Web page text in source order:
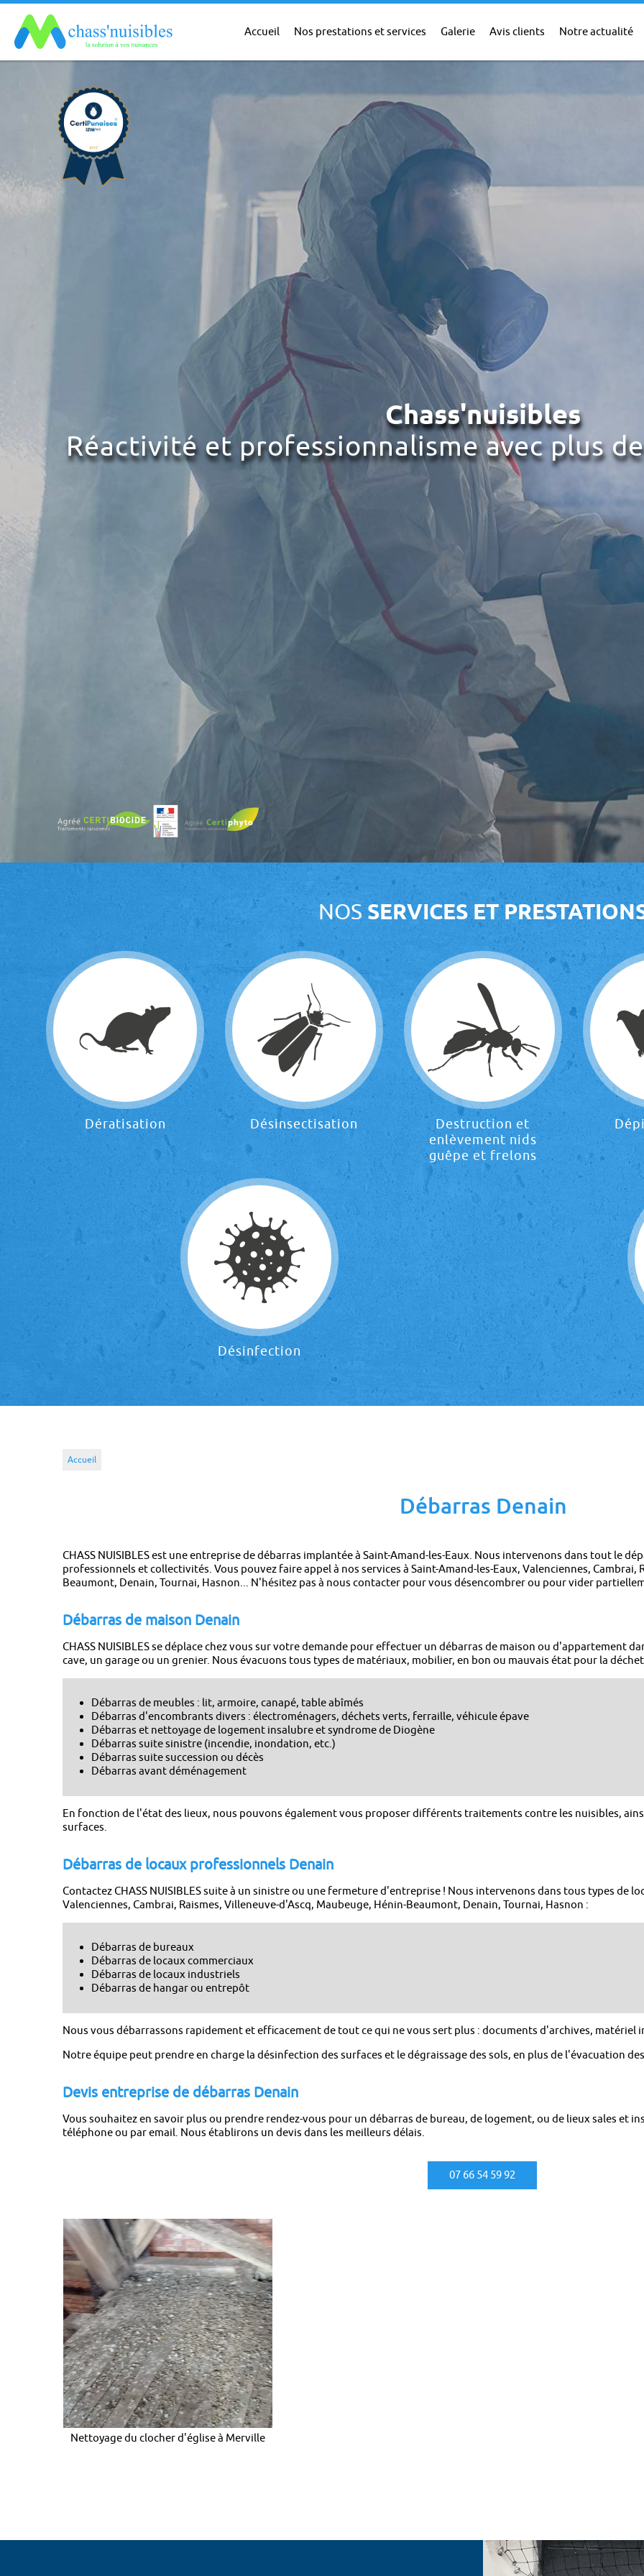
Accueil Nos prestations et services Galerie Avis clients Notre actualité
Chass'nuisibles
Réactivité et professionnalisme avec plus
NOSSERVICES ET
Dératisation Désinsectisation
Destruction et
enlèvement nids
guêpe et frelons
Désinfection
Accueil
Débarras Denain
CHASS NUISIBLES est une entreprise de débarras implantée à Saint-Amand-les-Eaux. Nous intervenons dans tout le
professionnels et collectivités. Vous pouvez faire appel à nos services à Saint-Amand-les-Eaux, Valenciennes, Cambrai,
Beaumont, Denain, Tournai, Hasnon... N'hésitez pas à nous contacter pour vous désencombrer ou pour vider
Débarras de maison Denain
CHASS NUISIBLES se déplace chez vous sur votre demande pour effectuer un débarras de maison ou d'appartement
cave, un garage ou un grenier. Nous évacuons tous types de matériaux, mobilier, en bon ou mauvais état pour la
Débarras de meubles : lit, armoire, canapé, table abîmés
Débarras d'encombrants divers : électroménagers, déchets verts, ferraille, véhicule épave
Débarras et nettoyage de logement insalubre et syndrome de Diogène
Débarras suite sinistre (incendie, inondation, etc.)
Débarras suite succession ou décès
Débarras avant déménagement
En fonction de l'état des lieux, nous pouvons également vous proposer différents traitements contre les nuisibles,
surfaces.
Débarras de locaux professionnels Denain
Contactez CHASS NUISIBLES suite à un sinistre ou une fermeture d'entreprise ! Nous intervenons dans tous types de
Valenciennes, Cambrai, Raismes, Villeneuve-d'Ascq, Maubeuge, Hénin-Beaumont, Denain, Tournai, Hasnon :
Débarras de bureaux
Débarras de locaux commerciaux
Débarras de locaux industriels
Débarras de hangar ou entrepôt
Nous vous débarrassons rapidement et efficacement de tout ce qui ne vous sert plus : documents d'archives,
Notre équipe peut prendre en charge la désinfection des surfaces et le dégraissage des sols, en plus de l'évacuation
Devis entreprise de débarras Denain
Vous souhaitez en savoir plus ou prendre rendez-vous pour un débarras de bureau, de logement, ou de lieux sales et
téléphone ou par email. Nous établirons un devis dans les meilleurs délais.
07 66 54 59 92
Nettoyage du clocher d'église à Merville